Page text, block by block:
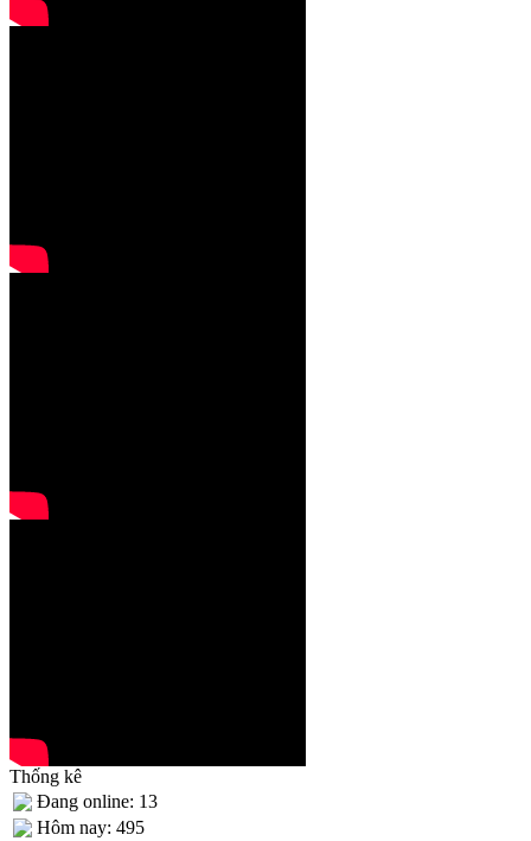
Thống kê
Đang online: 13
Hôm nay: 495